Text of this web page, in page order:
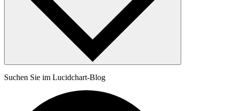
Suchen Sie im Lucidchart-Blog